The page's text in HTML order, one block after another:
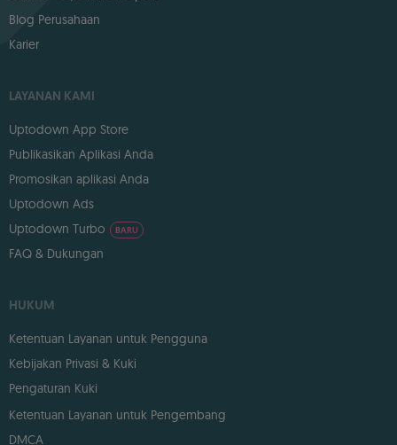
Blog Perusahaan
Karier
LAYANAN KAMI
Uptodown App Store
Publikasikan Aplikasi Anda
Promosikan aplikasi Anda
Uptodown Ads
Uptodown Turbo
BARU
FAQ & Dukungan
HUKUM
Ketentuan Layanan untuk Pengguna
Kebijakan Privasi & Kuki
Pengaturan Kuki
Ketentuan Layanan untuk Pengembang
DMCA